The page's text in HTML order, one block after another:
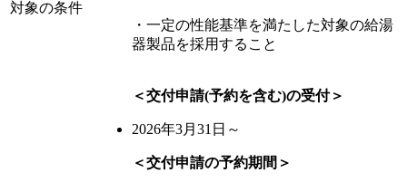
対象の条件
・一定の性能基準を満たした対象の給湯
器製品を採用すること
＜交付申請(予約を含む)の受付＞
2026年3月31日～
＜交付申請の予約期間＞